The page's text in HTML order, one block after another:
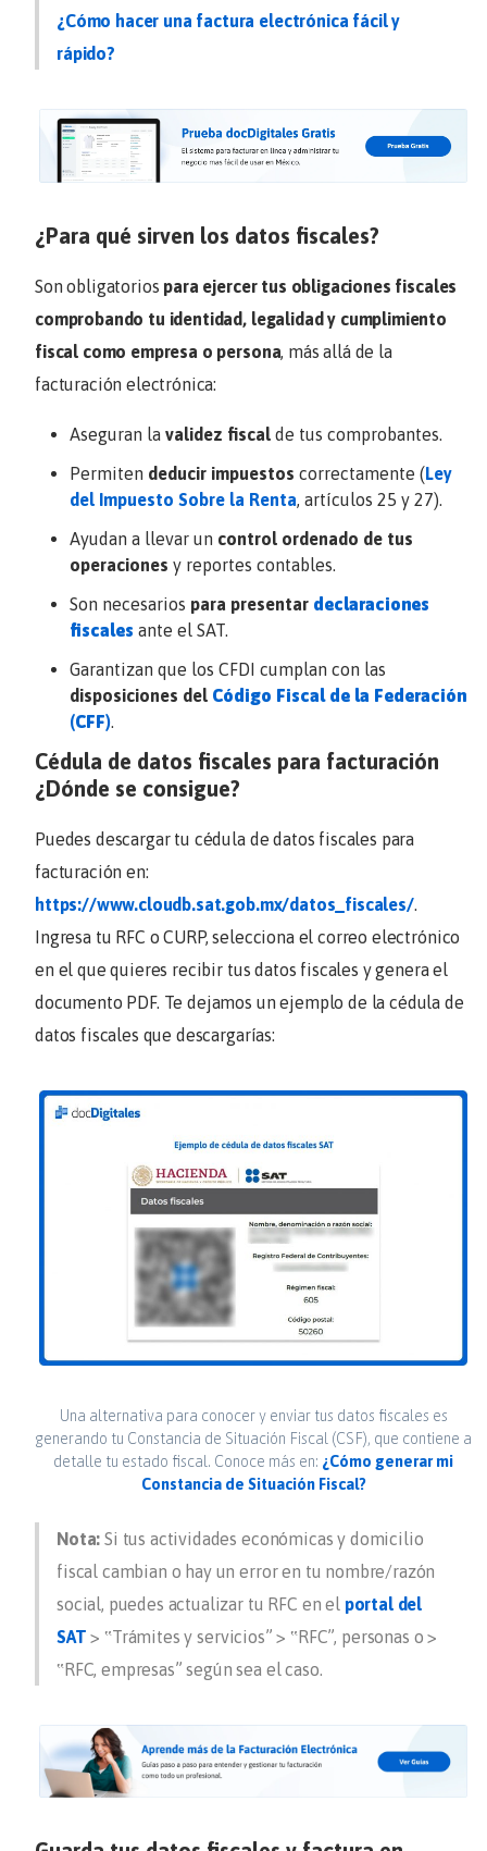
¿Cómo hacer una factura electrónica fácil y
rápido?
¿Para qué sirven los datos fiscales?
Son obligatorios para ejercer tus obligaciones fiscales
comprobando tu identidad, legalidad y cumplimiento
fiscal como empresa o persona, más allá de la
facturación electrónica:
Aseguran la validez fiscal de tus comprobantes.
Permiten deducir impuestos correctamente (Ley
del Impuesto Sobre la Renta, artículos 25 y 27).
Ayudan a llevar un control ordenado de tus
operaciones y reportes contables.
Son necesarios para presentar declaraciones
fiscales ante el SAT.
Garantizan que los CFDI cumplan con las
disposiciones del Código Fiscal de la Federación
(CFF).
Cédula de datos fiscales para facturación
¿Dónde se consigue?
Puedes descargar tu cédula de datos fiscales para
facturación en:
https://www.cloudb.sat.gob.mx/datos_fiscales/.
Ingresa tu RFC o CURP, selecciona el correo electrónico
en el que quieres recibir tus datos fiscales y genera el
documento PDF. Te dejamos un ejemplo de la cédula de
datos fiscales que descargarías:
Una alternativa para conocer y enviar tus datos fiscales es
generando tu Constancia de Situación Fiscal (CSF), que contiene a
detalle tu estado fiscal. Conoce más en: ¿Cómo generar mi
Constancia de Situación Fiscal?
Nota:Si tus actividades económicas y domicilio
fiscal cambian o hay un error en tu nombre/razón
social, puedes actualizar tu RFC en el portal del
SAT > ‟Trámites y servicios” > ‟RFC”, personas o >
‟RFC, empresas” según sea el caso.